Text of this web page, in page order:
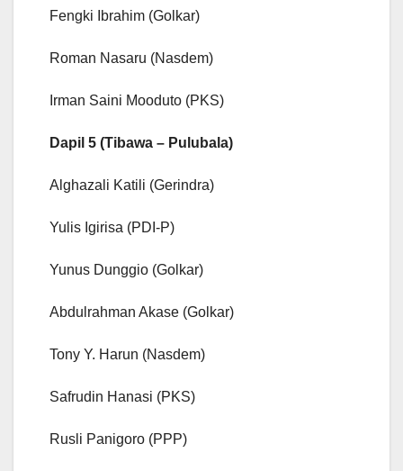
Fengki Ibrahim (Golkar)
Roman Nasaru (Nasdem)
Irman Saini Mooduto (PKS)
Dapil 5 (Tibawa – Pulubala)
Alghazali Katili (Gerindra)
Yulis Igirisa (PDI-P)
Yunus Dunggio (Golkar)
Abdulrahman Akase (Golkar)
Tony Y. Harun (Nasdem)
Safrudin Hanasi (PKS)
Rusli Panigoro (PPP)